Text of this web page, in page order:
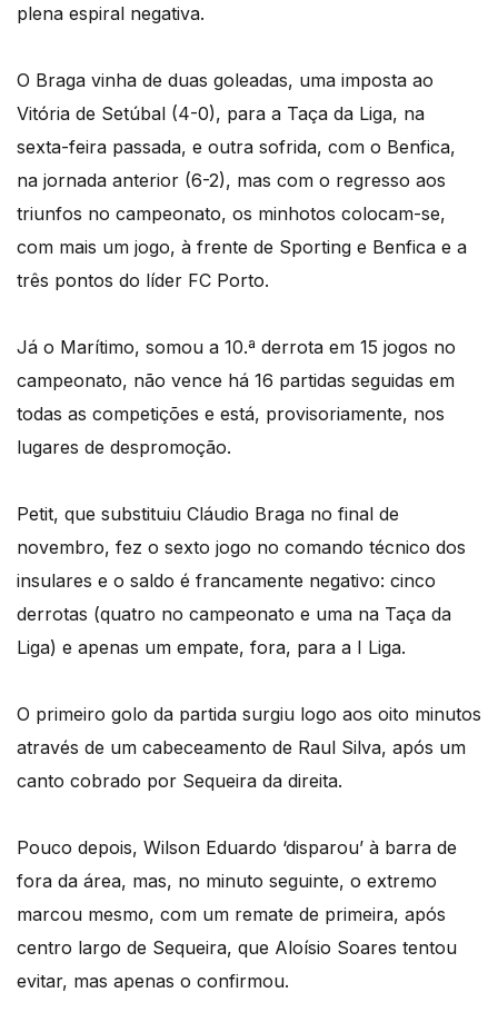
plena espiral negativa.
O Braga vinha de duas goleadas, uma imposta ao
Vitória de Setúbal (4-0), para a Taça da Liga, na
sexta-feira passada, e outra sofrida, com o Benfica,
na jornada anterior (6-2), mas com o regresso aos
triunfos no campeonato, os minhotos colocam-se,
com mais um jogo, à frente de Sporting e Benfica e a
três pontos do líder FC Porto.
Já o Marítimo, somou a 10.ª derrota em 15 jogos no
campeonato, não vence há 16 partidas seguidas em
todas as competições e está, provisoriamente, nos
lugares de despromoção.
Petit, que substituiu Cláudio Braga no final de
novembro, fez o sexto jogo no comando técnico dos
insulares e o saldo é francamente negativo: cinco
derrotas (quatro no campeonato e uma na Taça da
Liga) e apenas um empate, fora, para a I Liga.
O primeiro golo da partida surgiu logo aos oito minutos
através de um cabeceamento de Raul Silva, após um
canto cobrado por Sequeira da direita.
Pouco depois, Wilson Eduardo ‘disparou’ à barra de
fora da área, mas, no minuto seguinte, o extremo
marcou mesmo, com um remate de primeira, após
centro largo de Sequeira, que Aloísio Soares tentou
evitar, mas apenas o confirmou.